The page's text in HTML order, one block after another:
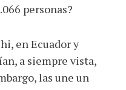
personas?
en Ecuador y
a siempre vista,
las une un